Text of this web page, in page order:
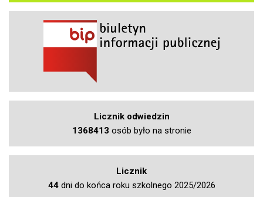
Licznik odwiedzin
1368413 osób było na stronie
Licznik
44dni do końca roku szkolnego 2025/2026